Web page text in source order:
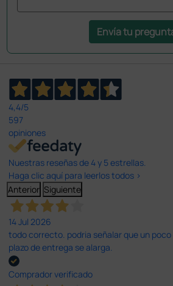
Envía tu
4,4/5
597
opiniones
Nuestras reseñas de 4 y 5 estrellas.
Haga clic aquí para leerlos todos >
Anterior Siguiente
14 Jul 2026
todo correcto. podria señalar que un
plazo de entrega se alarga.
Comprador verificado